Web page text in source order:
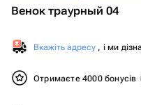
Венок траурный 04
Вкажіть адресу , і ми
Отримаєте 4000 бонусів